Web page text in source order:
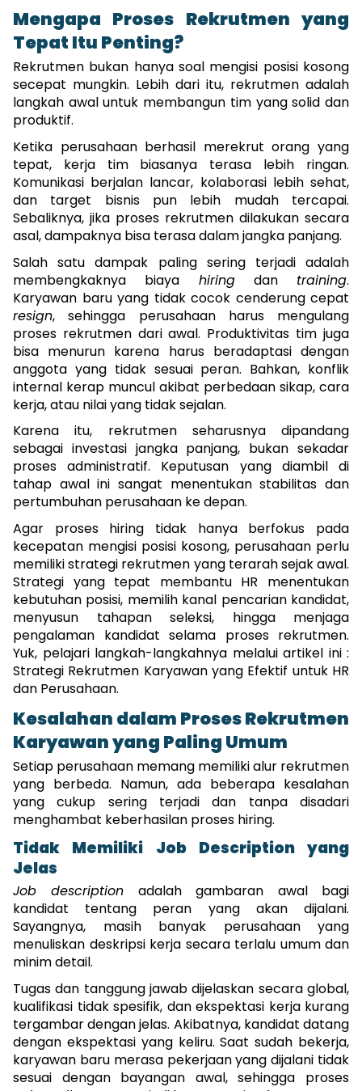
Mengapa Proses Rekrutmen yang
Tepat Itu Penting?
Rekrutmen bukan hanya soal mengisi posisi kosong
secepat mungkin. Lebih dari itu, rekrutmen adalah
langkah awal untuk membangun tim yang solid dan
produktif.
Ketika perusahaan berhasil merekrut orang yang
tepat, kerja tim biasanya terasa lebih ringan.
Komunikasi berjalan lancar, kolaborasi lebih sehat,
dan target bisnis pun lebih mudah tercapai.
Sebaliknya, jika proses rekrutmen dilakukan secara
asal, dampaknya bisa terasa dalam jangka panjang.
Salah satu dampak paling sering terjadi adalah
membengkaknya biaya hiring dan training.
resign, sehingga perusahaan harus mengulang
proses rekrutmen dari awal. Produktivitas tim juga
bisa menurun karena harus beradaptasi dengan
anggota yang tidak sesuai peran. Bahkan, konflik
internal kerap muncul akibat perbedaan sikap, cara
kerja, atau nilai yang tidak sejalan.
Karena itu, rekrutmen seharusnya dipandang
sebagai investasi jangka panjang, bukan sekadar
proses administratif. Keputusan yang diambil di
tahap awal ini sangat menentukan stabilitas dan
pertumbuhan perusahaan ke depan.
Agar proses hiring tidak hanya berfokus pada
kecepatan mengisi posisi kosong, perusahaan perlu
memiliki strategi rekrutmen yang terarah sejak awal.
Strategi yang tepat membantu HR menentukan
kebutuhan posisi, memilih kanal pencarian kandidat,
menyusun tahapan seleksi, hingga menjaga
pengalaman kandidat selama proses rekrutmen.
Strategi Rekrutmen Karyawan yang Efektif untuk HR
dan Perusahaan.
Kesalahan dalam Proses Rekrutmen
Karyawan yang Paling Umum
Setiap perusahaan memang memiliki alur rekrutmen
yang berbeda. Namun, ada beberapa kesalahan
yang cukup sering terjadi dan tanpa disadari
menghambat keberhasilan proses hiring.
Tidak Memiliki Job Description yang
Jelas
Job description adalah gambaran awal bagi
kandidat tentang peran yang akan dijalani.
Sayangnya, masih banyak perusahaan yang
menuliskan deskripsi kerja secara terlalu umum dan
minim detail.
Tugas dan tanggung jawab dijelaskan secara global,
kualifikasi tidak spesifik, dan ekspektasi kerja kurang
tergambar dengan jelas. Akibatnya, kandidat datang
dengan ekspektasi yang keliru. Saat sudah bekerja,
karyawan baru merasa pekerjaan yang dijalani tidak